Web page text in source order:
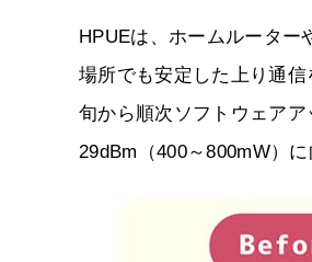
HPUEは、ホームルーター
場所でも安定した上り通
旬から順次ソフトウェア
29dBm（400～800mW）